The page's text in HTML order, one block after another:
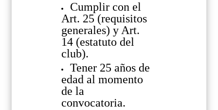
Cumplir con el
Art. 25 (requisitos
generales) y Art.
14 (estatuto del
club).
Tener 25 años de
edad al momento
de la
convocatoria.